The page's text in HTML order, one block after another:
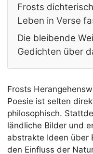
Frosts
Leben in Verse
Die bleibende
Gedichten über
Frosts
Poesie ist selten
philosophisch.
ländliche Bilder und
abstrakte Ideen über
den Einfluss der